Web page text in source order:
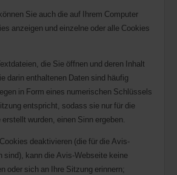
Sie auch die auf Ihrem Computer
anzeigen und einzelne oder alle Cookies
die Sie öffnen und deren Inhalt
darin enthaltenen Daten sind häufig
in Form eines numerischen Schlüssels
entspricht, sodass sie nur für die
wurden, einen Sinn ergeben.
deaktivieren (die für die Avis-
sind), kann die Avis-Webseite keine
oder sich an Ihre Sitzung erinnern;